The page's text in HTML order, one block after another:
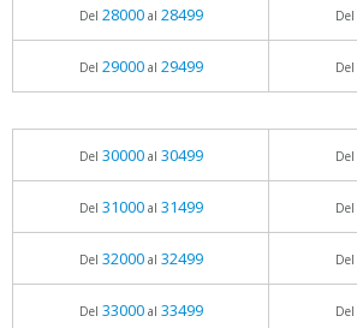
Del 28000al 28499 Del
Del 29000al 29499 Del
Del 30000al 30499 Del
Del 31000al 31499 Del
Del 32000al 32499 Del
Del 33000al 33499 Del